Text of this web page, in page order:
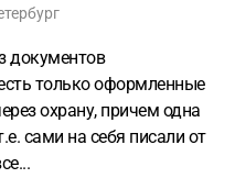
документов
только оформленные
охрану, причем одна
сами на себя писали от